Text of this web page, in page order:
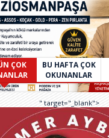
ÇOK
BU HAFTA ÇOK
OKUNANLAR
" target="_blank">